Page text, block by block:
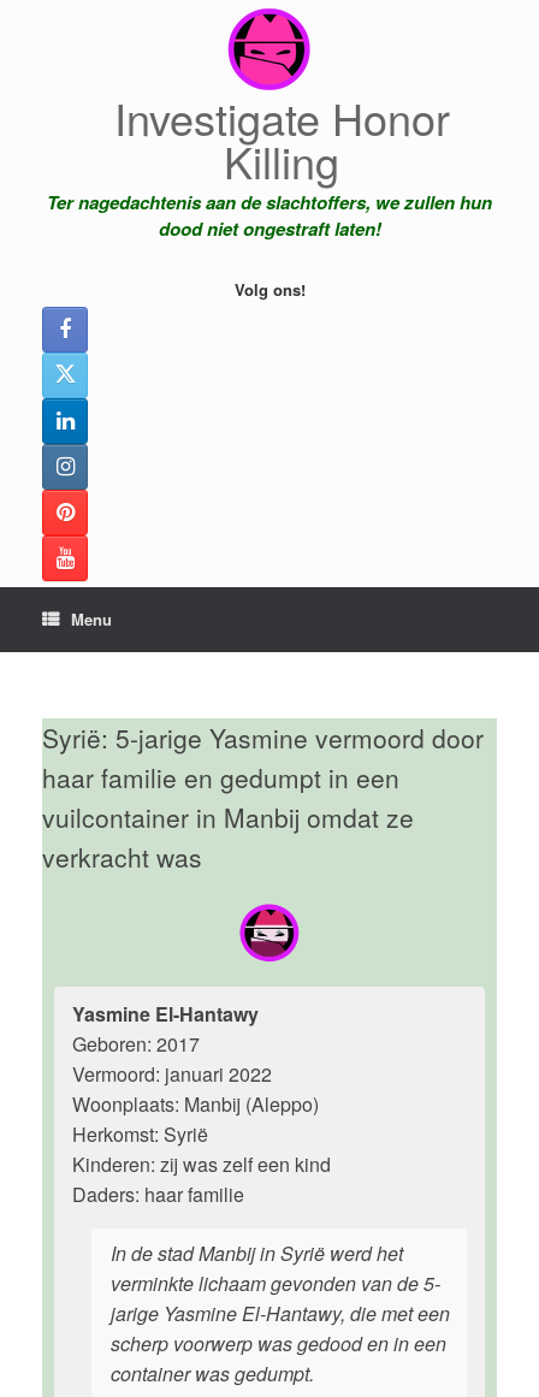
Investigate Honor
Killing
Ter nagedachtenis aan de slachtoffers, we zullen hun
dood niet ongestraft laten!
Volg ons!
Menu
Syrië: 5-jarige Yasmine vermoord door
haar familie en gedumpt in een
vuilcontainer in Manbij omdat ze
verkracht was
Yasmine El-Hantawy
Geboren: 2017
Vermoord: januari 2022
Woonplaats: Manbij (Aleppo)
Herkomst: Syrië
Kinderen: zij was zelf een kind
Daders: haar familie
In de stad Manbij in Syrië werd het
verminkte lichaam gevonden van de 5-
jarige Yasmine El-Hantawy, die met een
scherp voorwerp was gedood en in een
container was gedumpt.